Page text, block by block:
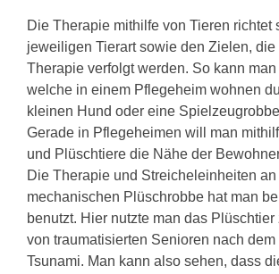
Die Therapie mithilfe von Tieren richtet
jeweiligen Tierart sowie den Zielen, die
Therapie verfolgt werden. So kann
welche in einem Pflegeheim wohnen
kleinen Hund oder eine
Gerade in Pflegeheimen will man
und Plüschtiere die Nähe der
Die Therapie und Streicheleinheiten an
mechanischen Plüschrobbe hat man
benutzt. Hier nutzte man das
von traumatisierten Senioren nach dem
Tsunami. Man kann also sehen, dass